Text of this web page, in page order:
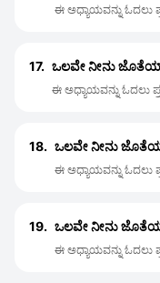
ಈ ಅಧ್ಯಾಯವನ್ನು
17. ಒಲವೇ ನೀನು
ಈ ಅಧ್ಯಾಯವನ್ನು ಓದಲು
18. ಒಲವೇ ನೀನು
ಈ ಅಧ್ಯಾಯವನ್ನು
19. ಒಲವೇ ನೀನು
ಈ ಅಧ್ಯಾಯವನ್ನು